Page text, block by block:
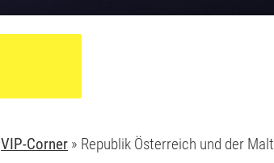
VIP-Corner » Republik Österreich und der